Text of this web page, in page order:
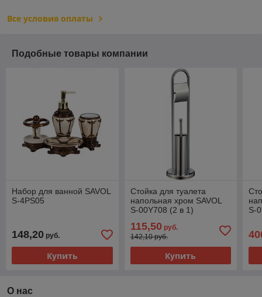
Все условия оплаты
Подобные товары компании
Набор для ванной SAVOL
S-4PS05
148,20 руб.
Купить
Стойка для туалета
напольная хром SAVOL
S-00Y708 (2 в 1)
115,50 руб.
142,10 руб.
Купить
S-
О нас